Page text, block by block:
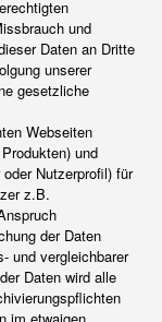
und
Daten an Dritte
unserer
gesetzliche
Webseiten
und
Nutzerprofil) für
z.B.
der Daten
und vergleichbarer
Daten wird alle